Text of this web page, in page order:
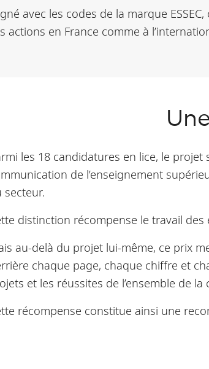
avec les codes de la marque
actions en France comme à
les 18 candidatures en lice, le projet
de l’enseignement
secteur.
distinction récompense le travail
au-delà du projet lui-même, ce prix
chaque page, chaque chiffre et
et les réussites de l’ensemble de la
récompense constitue ainsi une